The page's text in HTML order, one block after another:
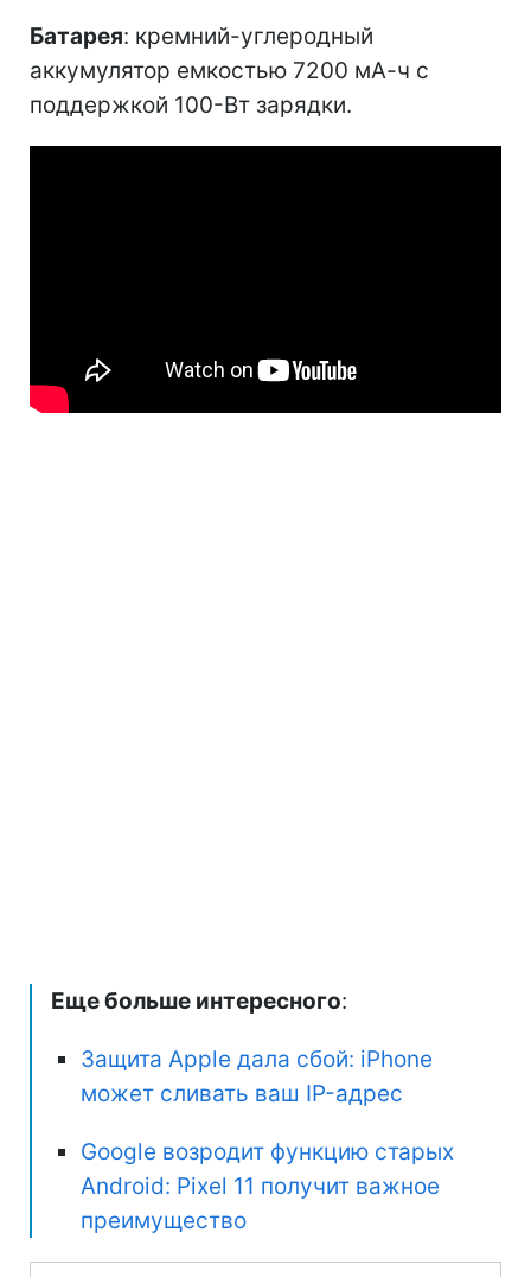
Батарея: кремний-углеродный
аккумулятор емкостью 7200 мА-ч с
поддержкой 100-Вт зарядки.
Еще больше интересного:
Защита Apple дала сбой: iPhone
может сливать ваш IP-адрес
Google возродит функцию старых
Android: Pixel 11 получит важное
преимущество